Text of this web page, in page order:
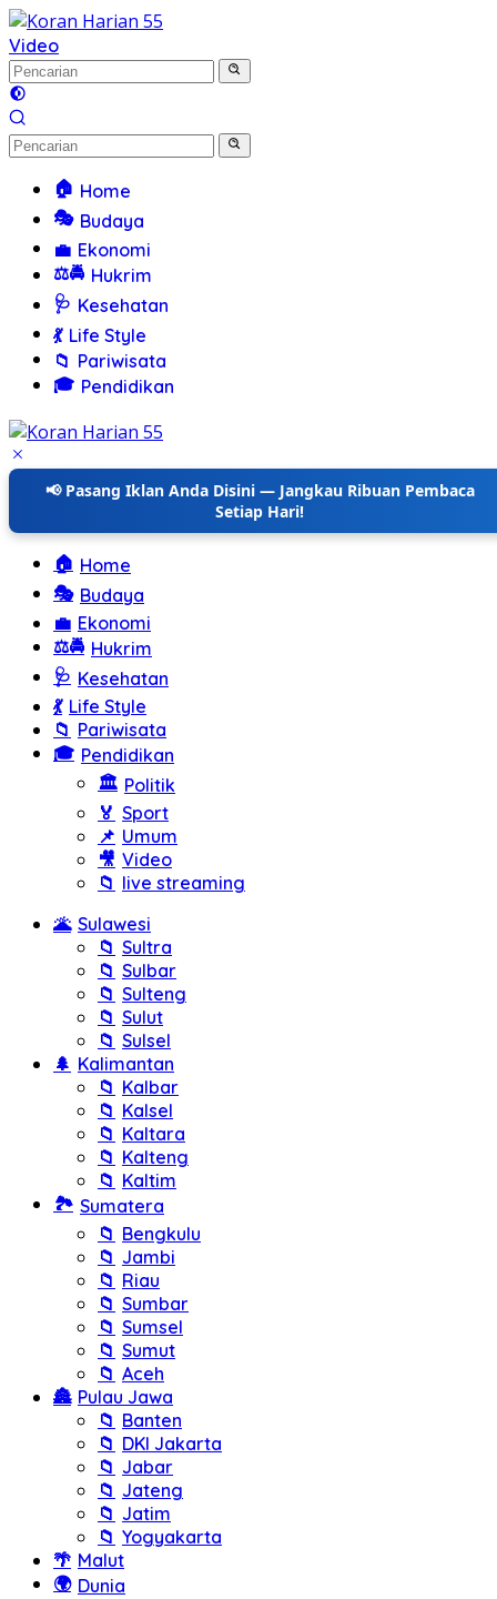
Langsung
ke
konten
Video
🏠 Home
🎭 Budaya
💼 Ekonomi
⚖️🚔 Hukrim
🩺 Kesehatan
💃 Life Style
📁 Pariwisata
🎓 Pendidikan
📢 Pasang Iklan Anda Disini — Jangkau Ribuan Pembaca
Setiap Hari!
🏠 Home
🎭 Budaya
💼 Ekonomi
⚖️🚔 Hukrim
🩺 Kesehatan
💃 Life Style
📁 Pariwisata
🎓 Pendidikan
🏛️ Politik
🏅 Sport
📌 Umum
🎥 Video
📁 live streaming
🌋 Sulawesi
📁 Sultra
📁 Sulbar
📁 Sulteng
📁 Sulut
📁 Sulsel
🌲 Kalimantan
📁 Kalbar
📁 Kalsel
📁 Kaltara
📁 Kalteng
📁 Kaltim
🏞️ Sumatera
📁 Bengkulu
📁 Jambi
📁 Riau
📁 Sumbar
📁 Sumsel
📁 Sumut
📁 Aceh
🏯 Pulau Jawa
📁 Banten
📁 DKI Jakarta
📁 Jabar
📁 Jateng
📁 Jatim
📁 Yogyakarta
🌴 Malut
🌍 Dunia